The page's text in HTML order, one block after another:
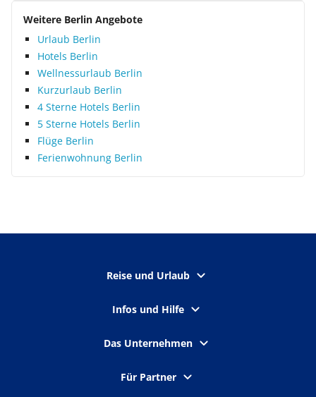
Weitere Berlin Angebote
Urlaub Berlin
Hotels Berlin
Wellnessurlaub Berlin
Kurzurlaub Berlin
4 Sterne Hotels Berlin
5 Sterne Hotels Berlin
Flüge Berlin
Ferienwohnung Berlin
Reise und Urlaub
Infos und Hilfe
Das Unternehmen
Für Partner